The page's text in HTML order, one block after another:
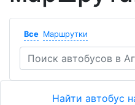
Все Маршрутки
Найти автобус